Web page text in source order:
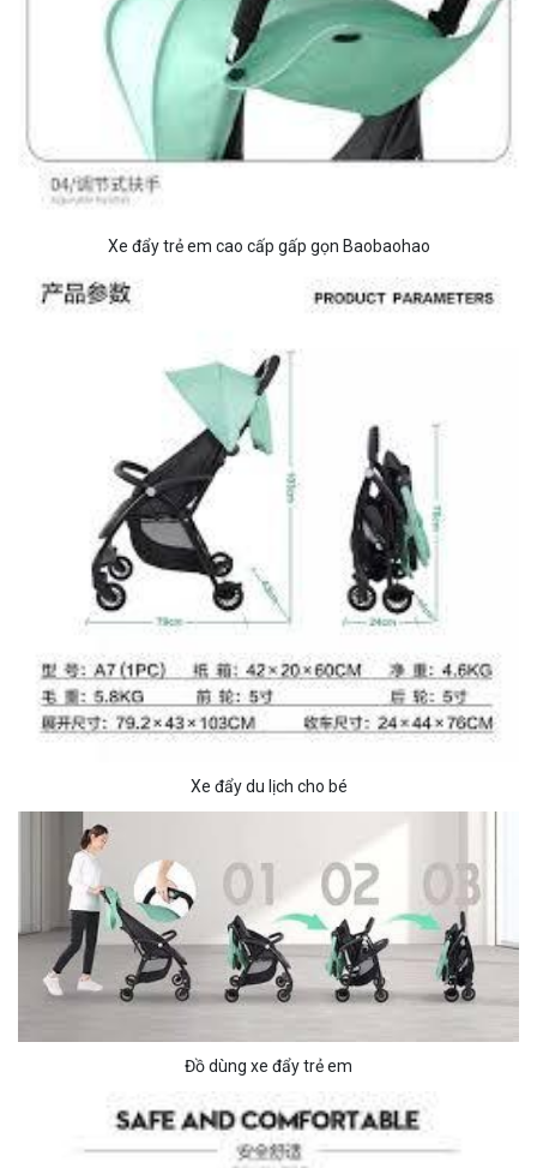
Xe đẩy trẻ em cao cấp gấp gọn Baobaohao
Xe đẩy du lịch cho bé
Đồ dùng xe đẩy trẻ em